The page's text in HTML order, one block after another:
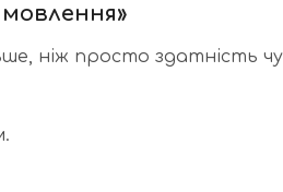
ніж просто здатність